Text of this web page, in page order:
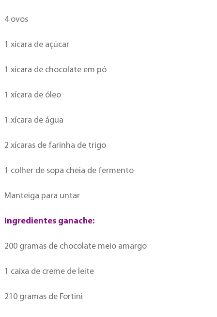
4 ovos
1 xícara de açúcar
1 xícara de chocolate em pó
1 xícara de óleo
1 xícara de água
2 xícaras de farinha de trigo
1 colher de sopa cheia de fermento
Manteiga para untar
Ingredientes ganache:
200 gramas de chocolate meio amargo
1 caixa de creme de leite
210 gramas de Fortini